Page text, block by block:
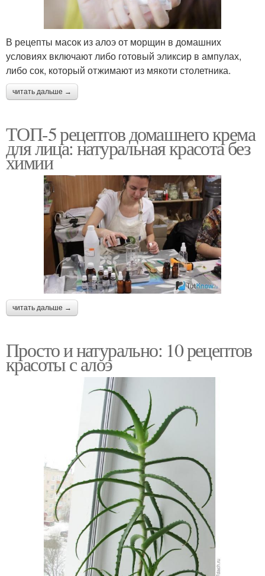
В рецепты масок из алоэ от морщин в домашних
условиях включают либо готовый эликсир в ампулах,
либо сок, который отжимают из мякоти столетника.
читать дальше →
ТОП-5 рецептов домашнего крема
для лица: натуральная красота без
химии
читать дальше →
Просто и натурально: 10 рецептов
красоты с алоэ